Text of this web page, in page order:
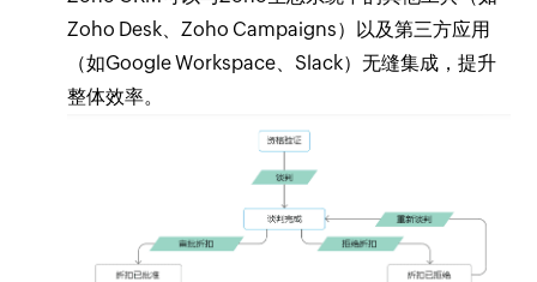
Zoho Desk、Zoho Campaigns）以及第三方应用
（如Google Workspace、Slack）无缝集成，提升
整体效率。